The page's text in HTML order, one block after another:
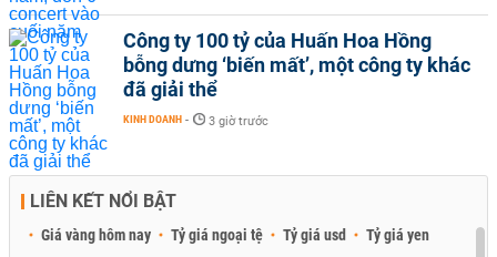
Công ty 100 tỷ của Huấn Hoa Hồng
bỗng dưng ‘biến mất’, một công ty khác
đã giải thể
KINH DOANH - 3 giờ trước
LIÊN KẾT NỔI BẬT
Giá vàng hôm nay Tỷ giá ngoại tệ Tỷ giá usd
Tỷ giá yen